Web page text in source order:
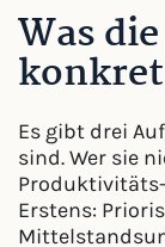
Was
Es gibt drei
sind. Wer sie
Erstens: